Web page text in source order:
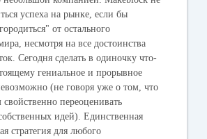
успеха на рынке, если бы
от остального
несмотря на все достоинства
Сегодня сделать в одиночку что-
гениальное и прорывное
(не говоря уже о том, что
свойственно переоценивать
идей). Единственная
стратегия для любого